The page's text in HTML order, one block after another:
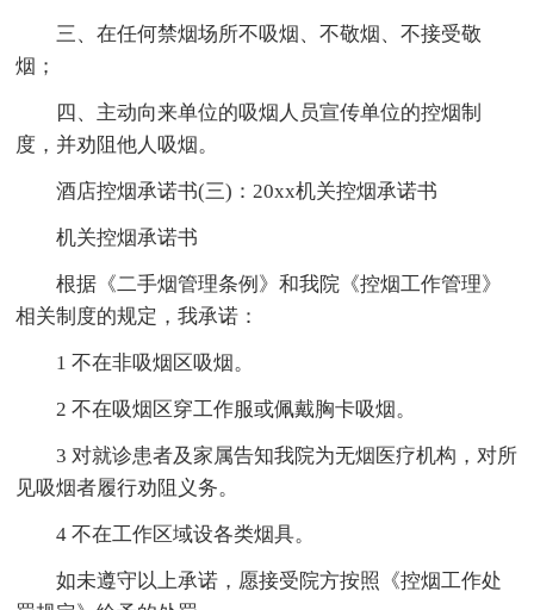
三、在任何禁烟场所不吸烟、不敬烟、不接受敬
烟；
四、主动向来单位的吸烟人员宣传单位的控烟制
度，并劝阻他人吸烟。
酒店控烟承诺书(三)：20xx机关控烟承诺书
机关控烟承诺书
根据《二手烟管理条例》和我院《控烟工作管理》
相关制度的规定，我承诺：
1 不在非吸烟区吸烟。
2 不在吸烟区穿工作服或佩戴胸卡吸烟。
3 对就诊患者及家属告知我院为无烟医疗机构，对所
见吸烟者履行劝阻义务。
4 不在工作区域设各类烟具。
如未遵守以上承诺，愿接受院方按照《控烟工作处